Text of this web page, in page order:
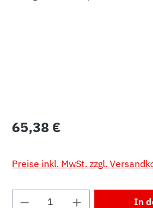
Regulärer Preis:
65,38 €
Preise inkl. MwSt. zzgl.
Produkt Anzahl: GibIn